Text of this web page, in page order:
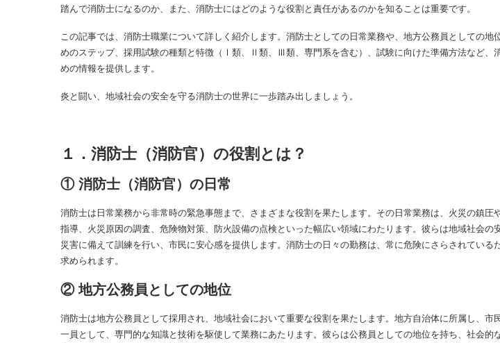
踏んで消防士になるのか、また、消防士にはどのような役割と責任があるのかを知ることは重要です。
この記事では、消防士職業について詳しく紹介します。消防士としての日常業務や、地方公務員としての地
めのステップ、採用試験の種類と特徴（Ⅰ類、Ⅱ類、Ⅲ類、専門系を含む）、試験に向けた準備方法など、
めの情報を提供します。
炎と闘い、地域社会の安全を守る消防士の世界に一歩踏み出しましょう。
１．消防士（消防官）の役割とは？
① 消防士（消防官）の日常
消防士は日常業務から非常時の緊急事態まで、さまざまな役割を果たします。その日常業務は、火災の鎮圧
指導、火災原因の調査、危険物対策、防火設備の点検といった幅広い領域にわたります。彼らは地域社会の
災害に備えて訓練を行い、市民に安心感を提供します。消防士の日々の勤務は、常に危険にさらされている
求められます。
② 地方公務員としての地位
消防士は地方公務員として採用され、地域社会において重要な役割を果たします。地方自治体に所属し、市
一員として、専門的な知識と技術を駆使して業務にあたります。彼らは公務員としての地位を持ち、社会的